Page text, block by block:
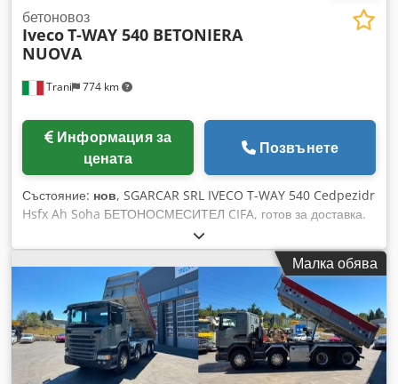
Trani 774 km
бетоновоз
IvecoT-WAY 540 BETONIERA
NUOVA
Информация за
цената
Позвънете
Състояние: нов, SGARCAR SRL IVECO T-WAY 540 Cedpezidr
Hsfx Ah Soha БЕТОНОСМЕСИТЕЛ CIFA, готов за доставка.
Малка обява